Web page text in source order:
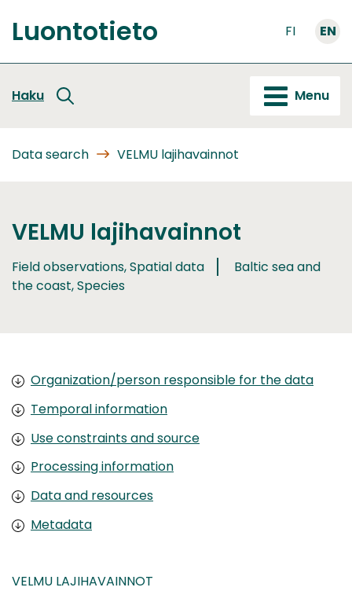
to
content
Front
Luontotieto FI EN
Haku Menu
Data search VELMU lajihavainnot
VELMU lajihavainnot
Field observations, Spatial data
Baltic sea and
the coast, Species
Organization/person responsible for the data
Temporal information
Use constraints and source
Processing information
Data and resources
Metadata
VELMU LAJIHAVAINNOT